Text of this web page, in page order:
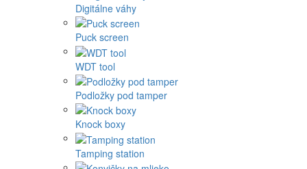
Digitálne váhy
Puck screen
WDT tool
Podložky pod tamper
Knock boxy
Tamping station